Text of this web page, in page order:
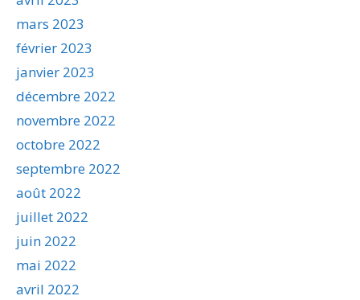
mars 2023
février 2023
janvier 2023
décembre 2022
novembre 2022
octobre 2022
septembre 2022
août 2022
juillet 2022
juin 2022
mai 2022
avril 2022